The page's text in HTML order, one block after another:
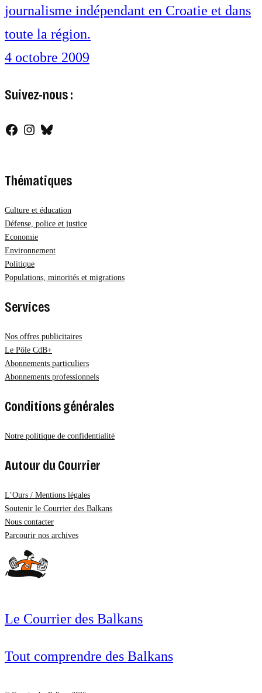
journalisme indépendant en Croatie et dans
toute la région.
4 octobre 2009
Suivez-nous :
Facebook
Instagram
Bluesky
Thématiques
Culture et éducation
Défense, police et justice
Economie
Environnement
Politique
Populations, minorités et migrations
Services
Nos offres publicitaires
Le Pôle CdB+
Abonnements particuliers
Abonnements professionnels
Conditions générales
Notre politique de confidentialité
Autour du Courrier
L’Ours / Mentions légales
Soutenir le Courrier des Balkans
Nous contacter
Parcourir nos archives
Le Courrier des Balkans
Tout comprendre des Balkans